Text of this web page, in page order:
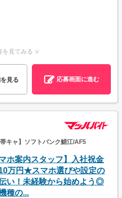
を見てみる ∨
見る 応募画面に進む
キャ】ソフトバンク鯖江/AF5
マホ案内スタッフ】入社祝金
万円★スマホ選びや設定の
い！未経験から始めよう◎
種の...